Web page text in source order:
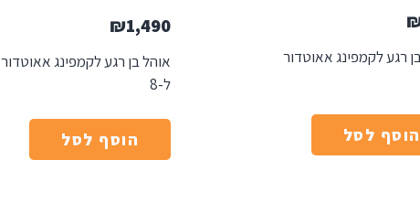
רגע לקמפינג אאוטדור
הוסף לסל
₪1,490
אוהל בן רגע לקמפינג אאוטדור
ל-8
הוסף לסל